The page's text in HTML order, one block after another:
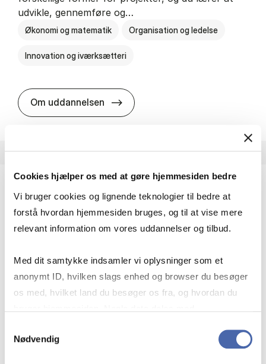
Cookies hjælper os med at gøre hjemmesiden bedre
Vi bruger cookies og lignende teknologier til bedre at
forstå hvordan hjemmesiden bruges, og til at vise mere
relevant information om vores uddannelser og tilbud.
Med dit samtykke indsamler vi oplysninger som et
anonymt ID, hvilken slags enhed og browser du besøger
os med, hvilket land du besøger os fra, og hvordan du
markedsføring. Du bestemmer selv - og kan altid trække
Nødvendig
udvikle, gennemføre og…
Økonomi og matematik Organisation og ledelse
Innovation og iværksætteri
Om uddannelsen HA i pro­jekt­le­del­se
HA(fil.) - erhvervs­økonomi og fi­lo­so­fi
virksomheder møder i vores komplekse verden.
effektivitet og…
Økonomi og matematik Kultur og samfund